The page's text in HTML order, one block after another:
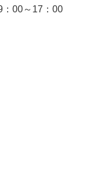
：00～17：00